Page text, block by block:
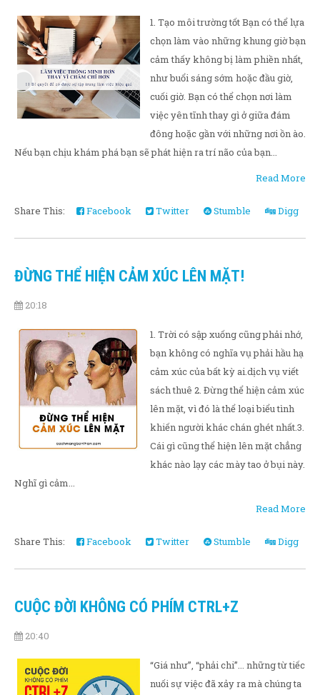
1. Tạo môi trường tốt Bạn có thể lựa
chọn làm vào những khung giờ bạn
cảm thấy không bị làm phiền nhất,
như buổi sáng sớm hoặc đầu giờ,
cuối giờ. Bạn có thể chọn nơi làm
việc yên tĩnh thay gì ở giữa đám
đông hoặc gần với những nơi ồn ào.
Nếu bạn chịu khám phá bạn sẽ phát hiện ra trí não của bạn...
Read More
Share This: Facebook Twitter Stumble Digg
ĐỪNG THỂ HIỆN CẢM XÚC LÊN MẶT!
20:18
1. Trời có sập xuống cũng phải nhớ,
bạn không có nghĩa vụ phải hầu hạ
cảm xúc của bất kỳ ai.dịch vụ viết
sách thuê 2. Đừng thể hiện cảm xúc
lên mặt, vì đó là thể loại biểu tình
khiến người khác chán ghét nhất.3.
Cái gì cũng thể hiện lên mặt chẳng
khác nào lạy các mày tao ở bụi này.
Nghĩ gì cảm...
Read More
Share This: Facebook Twitter Stumble Digg
CUỘC ĐỜI KHÔNG CÓ PHÍM CTRL+Z
20:40
“Giá như”, “phải chi”... những từ tiếc
nuối sự việc đã xảy ra mà chúng ta